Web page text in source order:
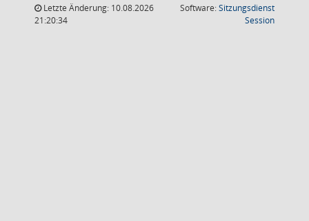
Letzte Änderung: 10.08.2026
21:20:34
Software:Sitzungsdienst
Session(Wird in